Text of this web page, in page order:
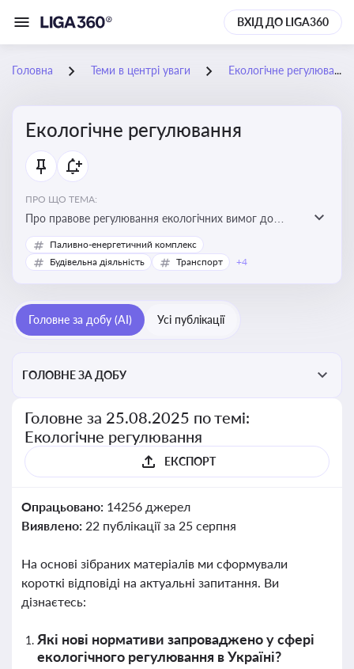
ВХІД ДО LIGA360
Головна Теми в центрі уваги Екологічне регулювання
Екологічне регулювання
ПРО ЩО ТЕМА:
Про правове регулювання екологічних вимог до
виробництв, включно з дозволами, перевірками,
стандартами викидів і гармонізацією з
Паливно-енергетичний комплекс
Будівельна діяльність
Транспорт +4
Головне за добу (AI) Усі публікації
ГОЛОВНЕ ЗА ДОБУ
Головне за 25.08.2025 по темі:
Екологічне регулювання
ЕКСПОРТ
Опрацьовано: 14256 джерел
Виявлено: 22 публікації за 25 серпня
На основі зібраних матеріалів ми сформували
короткі відповіді на актуальні запитання. Ви
дізнаєтесь:
Які нові нормативи запроваджено у сфері
екологічного регулювання в Україні?